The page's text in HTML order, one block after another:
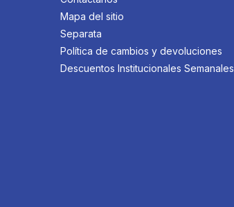
Mapa del sitio
Separata
Política de cambios y devoluciones
Descuentos Institucionales Semanales